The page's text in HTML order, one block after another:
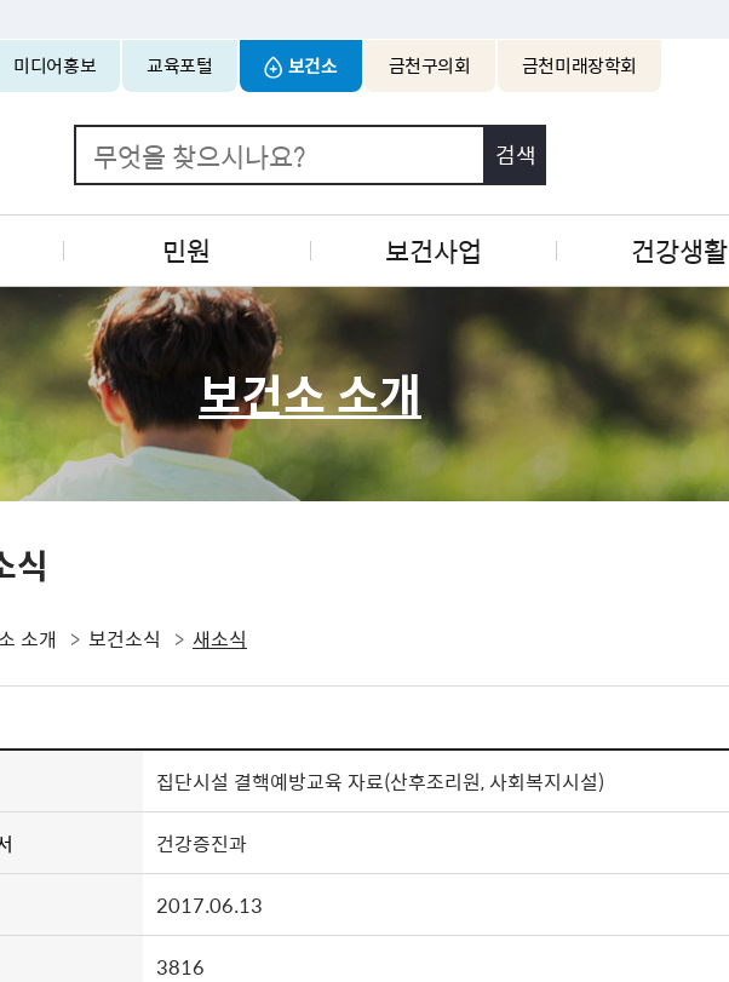
미디어홍보 교육포털 보건소 금천구의회 금천미래장학회
민원 보건사업 건강생활
보건소 소개
식
소개 보건소식 새소식
집단시설 결핵예방교육 자료(산후조리원, 사회복지시설)
건강증진과
2017.06.13
3816